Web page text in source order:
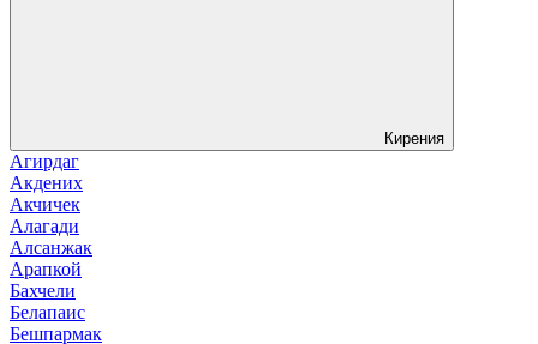
Кирения
Агирдаг
Акдених
Акчичек
Алагади
Алсанжак
Арапкой
Бахчели
Белапаис
Бешпармак